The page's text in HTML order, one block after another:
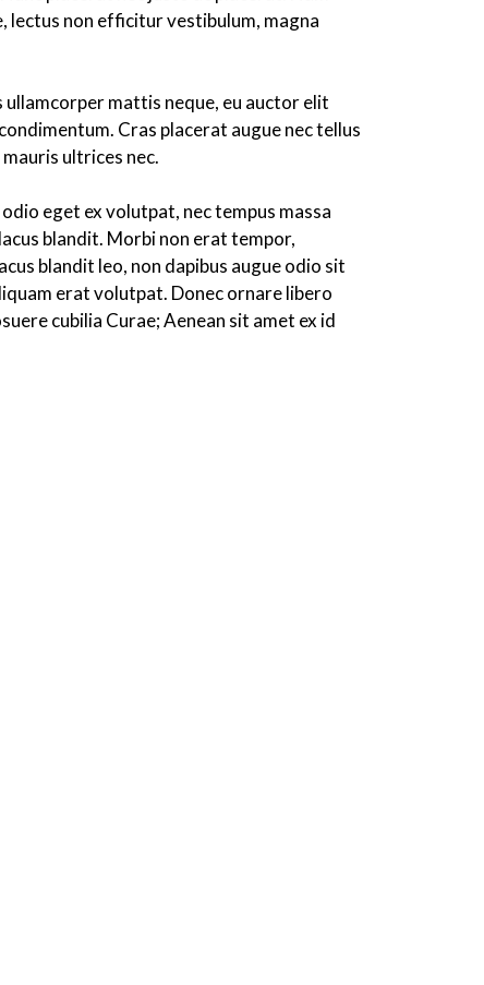
lectus non efficitur vestibulum, magna
ullamcorper mattis neque, eu auctor elit
Cras placerat augue nec tellus
ultrices nec.
eget ex volutpat, nec tempus massa
blandit. Morbi non erat tempor,
blandit leo, non dapibus augue odio sit
erat volutpat. Donec ornare libero
cubilia Curae; Aenean sit amet ex id